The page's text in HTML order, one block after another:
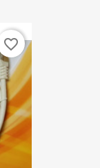
favorite_border